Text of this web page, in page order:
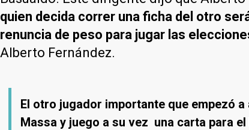
quien decida correr una ficha del otro
renuncia de peso para jugar las
Alberto Fernández.
El otro jugador importante que empezó
Massa y juego a su vez una carta para